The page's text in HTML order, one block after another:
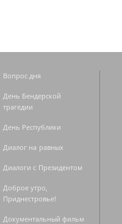
Вопрос дня
День Бендерской
трагедии
День Республики
Диалог на равных
Диалоги с Президентом
Доброе утро,
Приднестровье!
Документальный фильм